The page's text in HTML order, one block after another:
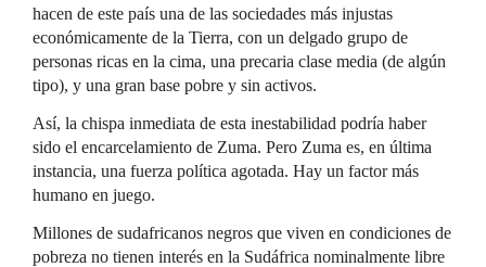
hacen de este país una de las sociedades más injustas
económicamente de la Tierra, con un delgado grupo de
personas ricas en la cima, una precaria clase media (de algún
tipo), y una gran base pobre y sin activos.
Así, la chispa inmediata de esta inestabilidad podría haber
sido el encarcelamiento de Zuma. Pero Zuma es, en última
instancia, una fuerza política agotada. Hay un factor más
humano en juego.
Millones de sudafricanos negros que viven en condiciones de
pobreza no tienen interés en la Sudáfrica nominalmente libre